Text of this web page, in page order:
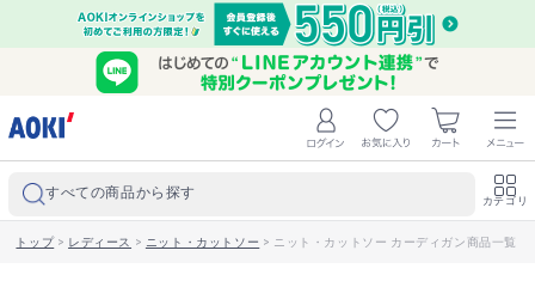
すべての商品から探す カテゴリ
トップ> レディース > ニット・カットソー > ニット・カットソー カーディガン商品一覧｜